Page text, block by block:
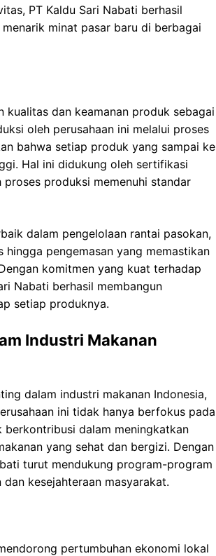
PT Kaldu Sari Nabati berhasil
minat pasar baru di berbagai
kualitas dan keamanan produk sebagai
oleh perusahaan ini melalui proses
bahwa setiap produk yang sampai ke
Hal ini didukung oleh sertifikasi
produksi memenuhi standar
dalam pengelolaan rantai pasokan,
pengemasan yang memastikan
komitmen yang kuat terhadap
Nabati berhasil membangun
setiap produknya.
Industri Makanan
dalam industri makanan Indonesia,
ini tidak hanya berfokus pada
dalam meningkatkan
yang sehat dan bergizi. Dengan
turut mendukung program-program
kesejahteraan masyarakat.
pertumbuhan ekonomi lokal